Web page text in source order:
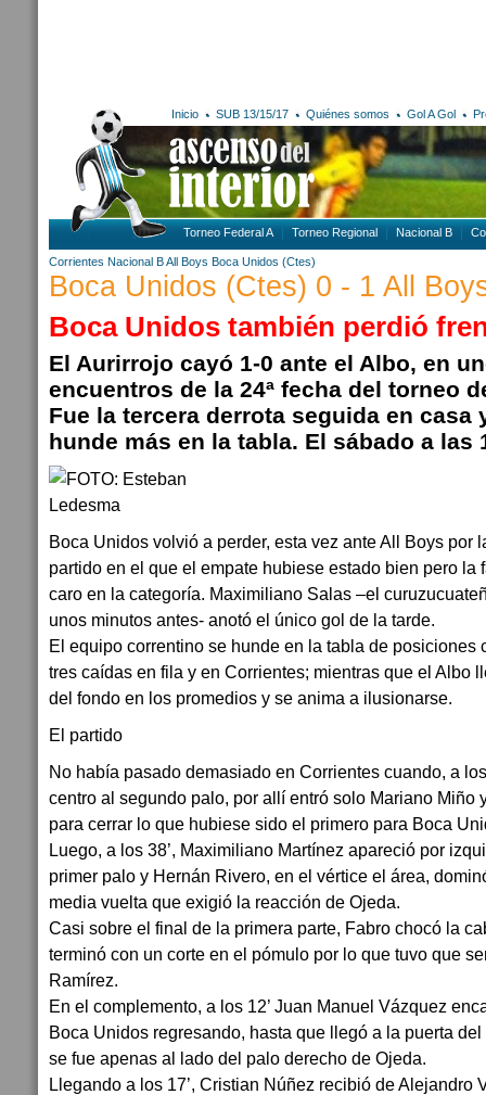
Inicio SUB 13/15/17 Quiénes somos Gol A Gol
Torneo Federal A Torneo Regional Nacional B
Corrientes Nacional BAll Boys Boca Unidos (Ctes)
Boca Unidos (Ctes) 0 - 1 All
Boca Unidos también perdió
El Aurirrojo cayó 1-0 ante el Albo, en
encuentros de la 24ª fecha del torneo
Fue la tercera derrota seguida en casa
hunde más en la tabla. El sábado a las
Boca Unidos volvió a perder, esta vez ante All Boys por
partido en el que el empate hubiese estado bien pero la
caro en la categoría. Maximiliano Salas –el
unos minutos antes- anotó el único gol de la tarde.
El equipo correntino se hunde en la tabla de posiciones
tres caídas en fila y en Corrientes; mientras que el Albo
del fondo en los promedios y se anima a ilusionarse.
El partido
No había pasado demasiado en Corrientes cuando, a
centro al segundo palo, por allí entró solo Mariano Miño
para cerrar lo que hubiese sido el primero para Boca
Luego, a los 38’, Maximiliano Martínez apareció por
primer palo y Hernán Rivero, en el vértice el área,
media vuelta que exigió la reacción de Ojeda.
Casi sobre el final de la primera parte, Fabro chocó la
terminó con un corte en el pómulo por lo que tuvo que
Ramírez.
En el complemento, a los 12’ Juan Manuel Vázquez
Boca Unidos regresando, hasta que llegó a la puerta
se fue apenas al lado del palo derecho de Ojeda.
Llegando a los 17’, Cristian Núñez recibió de Alejandro